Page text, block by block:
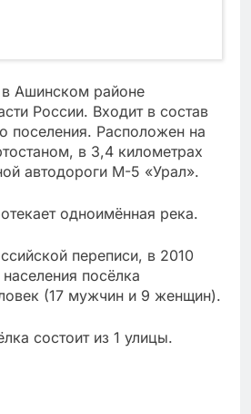
Ашинском районе
России. Входит в состав
поселения. Расположен на
в 3,4 километрах
автодороги М-5 «Урал».
одноимённая река.
переписи, в 2010
посёлка
(17 мужчин и 9 женщин).
состоит из 1 улицы.